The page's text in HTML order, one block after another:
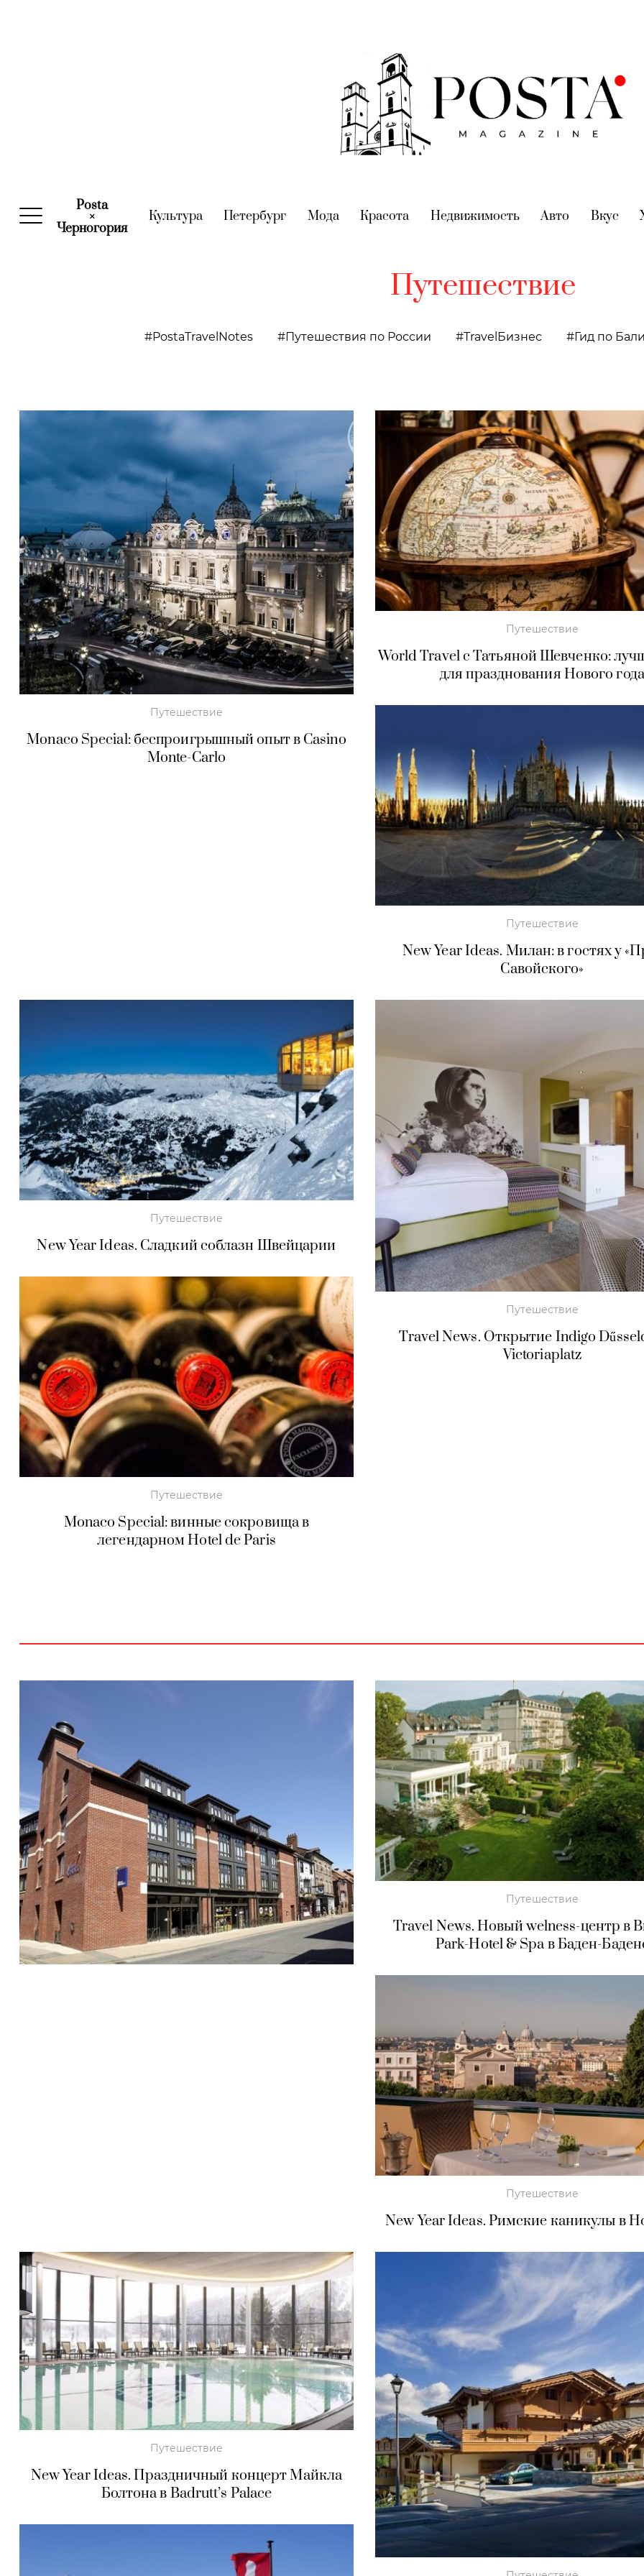
Posta
×
Черногория(current)
Культура(current)
Петербург (current)
Мода(current)
Красота (current)
Недвижимость(current)
Авто (current)
Вкус
Путешествие
PostaTravelNotes Путешествия по России TravelБизнес Гид по Бали
Путешествие
Monaco Special: беспроигрышный опыт в Casino
Monte-Carlo
Путешествие
World Travel с Татьяной Шевченко:
для празднования Нового года
Путешествие
New Year Ideas. Милан: в гостях у
Савойского»
Путешествие
New Year Ideas. Сладкий соблазн Швейцарии
Путешествие
Monaco Special: винные сокровища в
легендарном Hotel de Paris
Путешествие
Travel News. Открытие Indigo
Victoriaplatz
Путешествие
Travel News. Новый welness-центр в
Park-Hotel & Spa в Баден-
Путешествие
New Year Ideas. Римские каникулы в
Путешествие
New Year Ideas. Праздничный концерт Майкла
Болтона в Badrutt’s Palace